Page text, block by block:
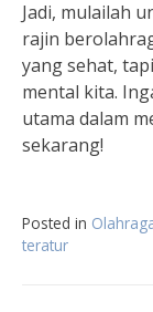
Jadi, mulailah
rajin
yang sehat,
mental kita.
utama dalam
sekarang!
Posted in
teratur